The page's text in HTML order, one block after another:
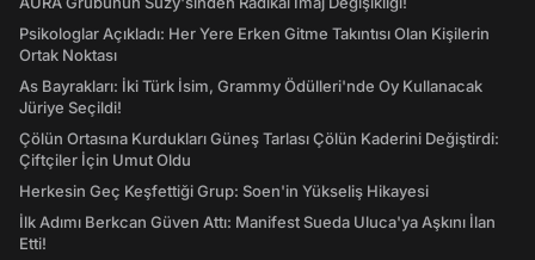
Psikologlar Açıkladı: Her Yere Erken Gitme Takıntısı Olan Kişilerin
Ortak Noktası
As Bayrakları: İki Türk İsim, Grammy Ödülleri'nde Oy Kullanacak
Jüriye Seçildi!
Çölün Ortasına Kurdukları Güneş Tarlası Çölün Kaderini Değiştirdi:
Çiftçiler İçin Umut Oldu
Herkesin Geç Keşfettiği Grup: Soen'in Yükseliş Hikayesi
İlk Adımı Berkcan Güven Attı: Manifest Sueda Uluca'ya Aşkını İlan
Etti!